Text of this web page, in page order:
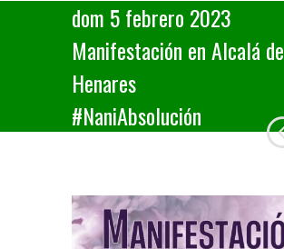
dom 5 febrero 2023
Manifestación en Alcalá de
Henares
#NaniAbsolución